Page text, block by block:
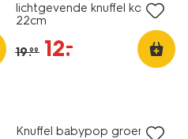
lichtgevende knuffel koala
22cm
19.99 12.
–
Knuffel babypop groen